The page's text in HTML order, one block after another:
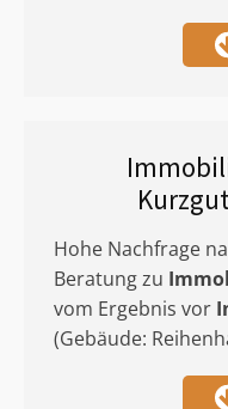
Hohe Nachfrage
Beratung zu
vom Ergebnis vor
(Gebäude: